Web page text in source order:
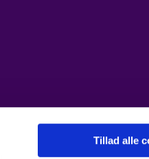
Tillad alle